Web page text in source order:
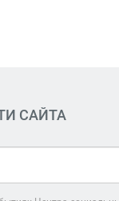
САЙТА